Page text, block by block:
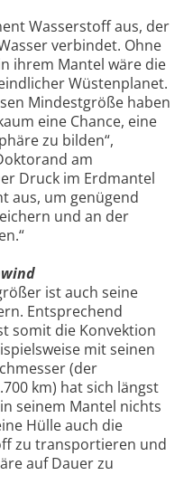
Wasserstoff aus, der
verbindet. Ohne
ihrem Mantel wäre die
Wüstenplanet.
Mindestgröße haben
eine Chance, eine
zu bilden“,
am
Druck im Erdmantel
aus, um genügend
und an der
ist auch seine
Entsprechend
somit die Konvektion
mit seinen
(der
km) hat sich längst
seinem Mantel nichts
Hülle auch die
zu transportieren und
auf Dauer zu